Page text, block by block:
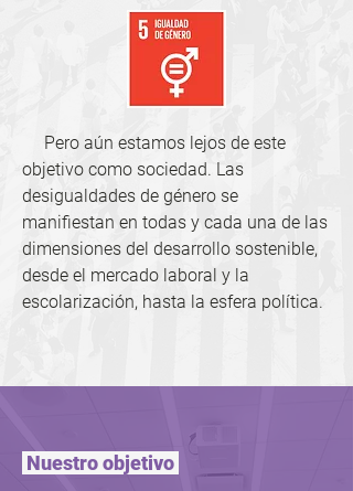
Pero aún estamos lejos de este
objetivo como sociedad. Las
desigualdades de género se
manifiestan en todas y cada una de las
dimensiones del desarrollo sostenible,
desde el mercado laboral y la
escolarización, hasta la esfera política.
Nuestro objetivo